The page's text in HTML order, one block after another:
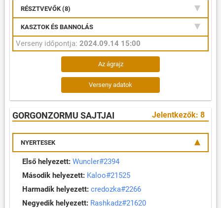
RÉSZTVEVŐK (8)
KASZTOK ÉS BANNOLÁS
Verseny időpontja: 2024.09.14 15:00
Az ágrajz
Verseny adatok
Jelentkezők: 8
GORGONZORMU SAJTJAI
NYERTESEK
Első helyezett: Wuncler#2394
Második helyezett: Kaloo#21525
Harmadik helyezett: credozka#2266
Negyedik helyezett: Rashkadz#21620